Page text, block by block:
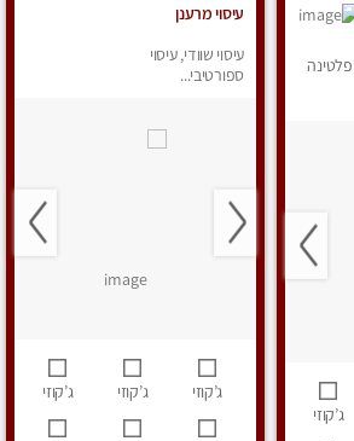
פלטינה
ג’קוזי
עיסוי מרענן
עיסוי שוודי, עיסוי
ספורטיבי...
ג’קוזי ג’קוזי ג’קוזי